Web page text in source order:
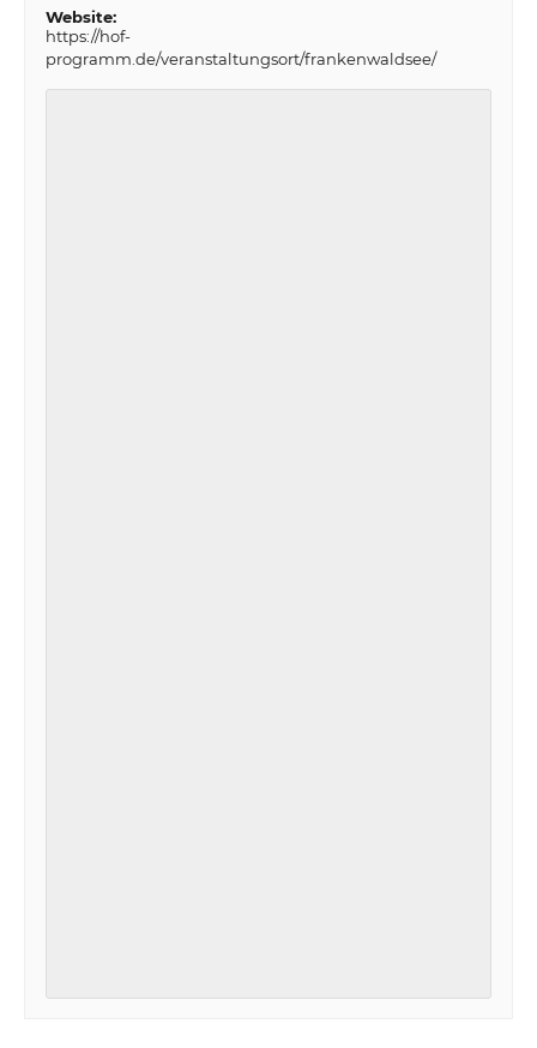
Website:
https://hof-
programm.de/veranstaltungsort/frankenwaldsee/